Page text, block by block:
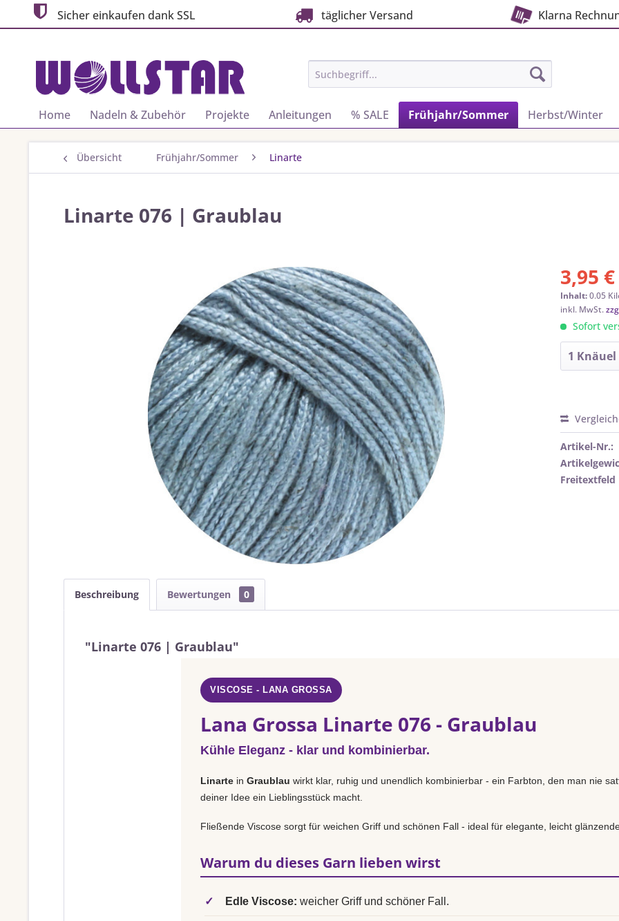
Sicher einkaufen dank SSL täglicher Versand Klarna
Home Nadeln & Zubehör Projekte Anleitungen % SALE Frühjahr/Sommer Herbst/Winter
Übersicht Frühjahr/Sommer Linarte
Linarte 076 | Graublau
3,95
Inhalt:0.05
inkl. MwSt.
Sofort
Artikel-Nr.:
Freitextfeld
Beschreibung Bewertungen 0
"Linarte 076 | Graublau"
VISCOSE - LANA GROSSA
Lana Grossa Linarte 076 - Graublau
Kühle Eleganz - klar und kombinierbar.
Linarte in Graublau wirkt klar, ruhig und unendlich kombinierbar - ein Farbton, den man nie
deiner Idee ein Lieblingsstück macht.
Fließende Viscose sorgt für weichen Griff und schönen Fall - ideal für elegante, leicht
Warum du dieses Garn lieben wirst
✓ Edle Viscose: weicher Griff und schöner Fall.